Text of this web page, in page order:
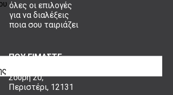
όλες οι επιλογές
για να διαλέξεις
ποια σου ταιριάζει
ΠΟΥ ΕΙΜΑΣΤΕ
Σουρή 20,
Περιστέρι, 12131